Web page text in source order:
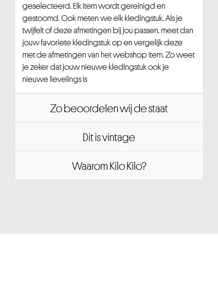
geselecteerd. Elk item wordt gereinigd en
gestoomd. Ook meten we elk kledingstuk. Als je
twijfelt of deze afmetingen bij jou passen, meet dan
jouw favoriete kledingstuk op en vergelijk deze
met de afmetingen van het webshop item. Zo weet
je zeker dat jouw nieuwe kledingstuk ook je
nieuwe lievelings is
Zo beoordelen wij de staat
Dit is vintage
Waarom Kilo Kilo?